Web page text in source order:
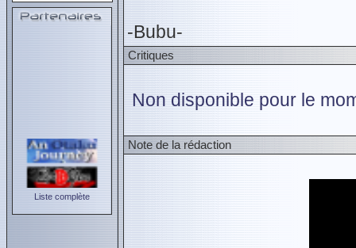
Liste complète
-Bubu-
Critiques
Non disponible pour le
Note de la rédaction